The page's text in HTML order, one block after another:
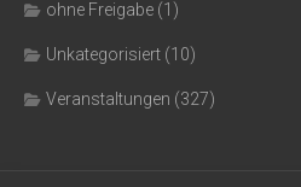
ohne Freigabe (1)
Unkategorisiert (10)
Veranstaltungen (327)